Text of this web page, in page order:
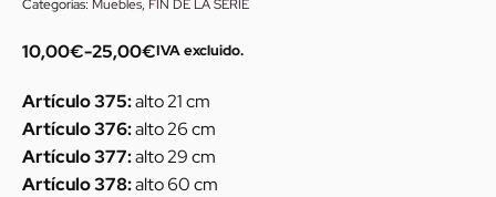
Categorías: Muebles, FIN DE LA SERIE
10,00€-25,00€
Rango
de
precios:
desde
10,00€
IVA excluido.
Artículo 375:alto 21 cm
Artículo 376:alto 26 cm
Artículo 377:alto 29 cm
Artículo 378:alto 60 cm